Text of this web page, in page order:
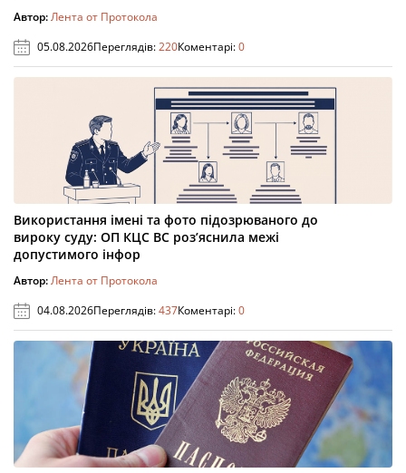
Автор:Лента от Протокола
05.08.2026Переглядів:220Коментарі:0
Використання імені та фото підозрюваного до
вироку суду: ОП КЦС ВС роз’яснила межі
допустимого інфор
Автор:Лента от Протокола
04.08.2026Переглядів:437Коментарі:0